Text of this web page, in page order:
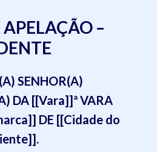
APELAÇÃO –
SENHOR(A)
DA [[Vara]]ª VARA
DE [[Cidade do